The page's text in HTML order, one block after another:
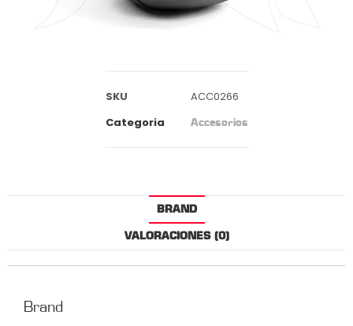
SKU
ACC0266
Categoria
Accesorios
BRAND
VALORACIONES (0)
Brand